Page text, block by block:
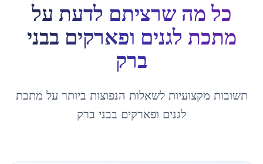
כל מה שרציתם לדעת על
מתכת לגנים ופארקים בבני
ברק
תשובות מקצועיות לשאלות הנפוצות ביותר על מתכת
לגנים ופארקים בבני ברק